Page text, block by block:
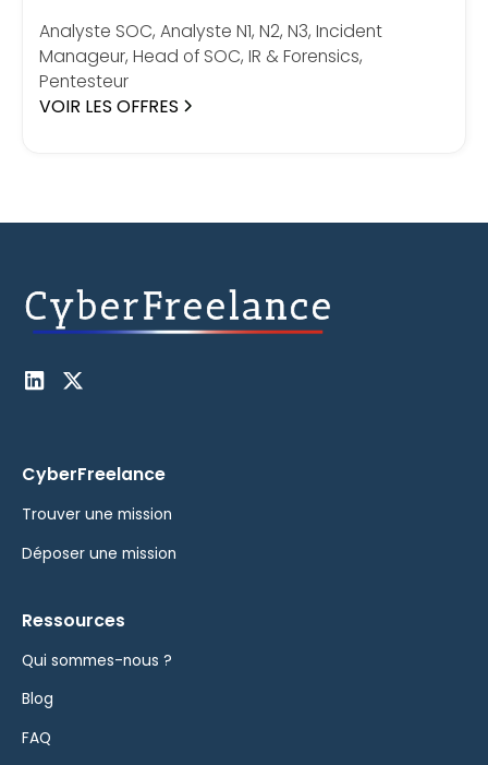
Analyste SOC, Analyste N1, N2, N3, Incident
Manageur, Head of SOC, IR & Forensics,
Pentesteur
VOIR LES OFFRES
CyberFreelance
Trouver une mission
Déposer une mission
Ressources
Qui sommes-nous ?
Blog
FAQ